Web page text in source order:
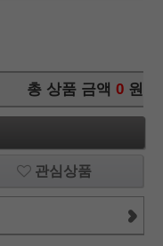
총 상품 금액 0 원
관심상품